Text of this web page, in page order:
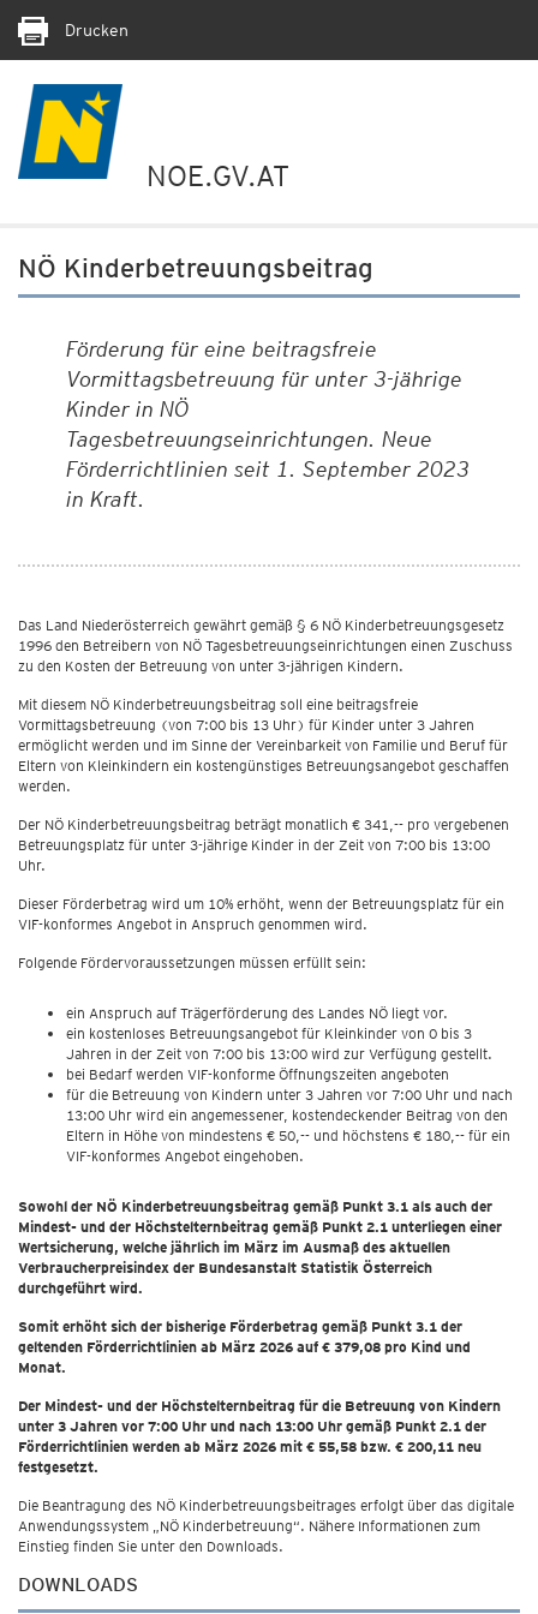
Drucken
NOE.GV.AT
NÖ Kinderbetreuungsbeitrag
Förderung für eine beitragsfreie
Vormittagsbetreuung für unter 3-jährige
Kinder in NÖ
Tagesbetreuungseinrichtungen. Neue
Förderrichtlinien seit 1. September 2023
in Kraft.
Das Land Niederösterreich gewährt gemäß § 6 NÖ Kinderbetreuungsgesetz
1996 den Betreibern von NÖ Tagesbetreuungseinrichtungen einen Zuschuss
zu den Kosten der Betreuung von unter 3-jährigen Kindern.
Mit diesem NÖ Kinderbetreuungsbeitrag soll eine beitragsfreie
Vormittagsbetreuung (von 7:00 bis 13 Uhr) für Kinder unter 3 Jahren
ermöglicht werden und im Sinne der Vereinbarkeit von Familie und Beruf für
Eltern von Kleinkindern ein kostengünstiges Betreuungsangebot geschaffen
werden.
Der NÖ Kinderbetreuungsbeitrag beträgt monatlich € 341,-- pro vergebenen
Betreuungsplatz für unter 3-jährige Kinder in der Zeit von 7:00 bis 13:00
Uhr.
Dieser Förderbetrag wird um 10% erhöht, wenn der Betreuungsplatz für ein
VIF-konformes Angebot in Anspruch genommen wird.
Folgende Fördervoraussetzungen müssen erfüllt sein:
ein Anspruch auf Trägerförderung des Landes NÖ liegt vor.
ein kostenloses Betreuungsangebot für Kleinkinder von 0 bis 3
Jahren in der Zeit von 7:00 bis 13:00 wird zur Verfügung gestellt.
bei Bedarf werden VIF-konforme Öffnungszeiten angeboten
für die Betreuung von Kindern unter 3 Jahren vor 7:00 Uhr und nach
13:00 Uhr wird ein angemessener, kostendeckender Beitrag von den
Eltern in Höhe von mindestens € 50,-- und höchstens € 180,-- für ein
VIF-konformes Angebot eingehoben.
Sowohl der NÖ Kinderbetreuungsbeitrag gemäß Punkt 3.1 als auch der
Mindest- und der Höchstelternbeitrag gemäß Punkt 2.1 unterliegen einer
Wertsicherung, welche jährlich im März im Ausmaß des aktuellen
Verbraucherpreisindex der Bundesanstalt Statistik Österreich
durchgeführt wird.
Somit erhöht sich der bisherige Förderbetrag gemäß Punkt 3.1 der
geltenden Förderrichtlinien ab März 2026 auf € 379,08 pro Kind und
Monat.
Der Mindest- und der Höchstelternbeitrag für die Betreuung von Kindern
unter 3 Jahren vor 7:00 Uhr und nach 13:00 Uhr gemäß Punkt 2.1 der
Förderrichtlinien werden ab März 2026 mit € 55,58 bzw. € 200,11 neu
festgesetzt.
Die Beantragung des NÖ Kinderbetreuungsbeitrages erfolgt über das digitale
Anwendungssystem „NÖ Kinderbetreuung“. Nähere Informationen zum
Einstieg finden Sie unter den Downloads.
DOWNLOADS